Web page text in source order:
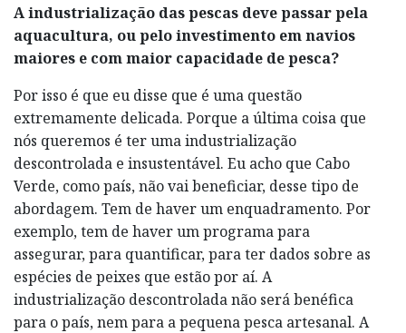
A industrialização das pescas deve passar pela
aquacultura, ou pelo investimento em navios
maiores e com maior capacidade de pesca?
Por isso é que eu disse que é uma questão
extremamente delicada. Porque a última coisa que
nós queremos é ter uma industrialização
descontrolada e insustentável. Eu acho que Cabo
Verde, como país, não vai beneficiar, desse tipo de
abordagem. Tem de haver um enquadramento. Por
exemplo, tem de haver um programa para
assegurar, para quantificar, para ter dados sobre as
espécies de peixes que estão por aí. A
industrialização descontrolada não será benéfica
para o país, nem para a pequena pesca artesanal. A